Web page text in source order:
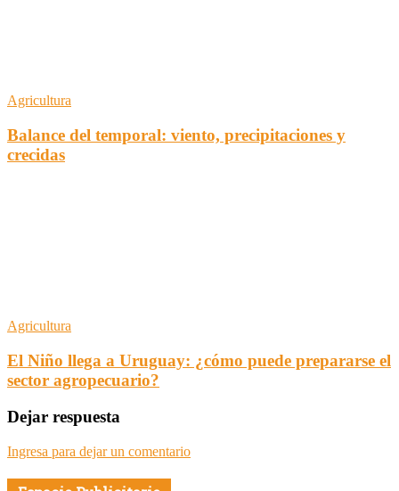
Agricultura
Balance del temporal: viento, precipitaciones y
crecidas
Agricultura
El Niño llega a Uruguay: ¿cómo puede prepararse el
sector agropecuario?
Dejar respuesta
Ingresa para dejar un comentario